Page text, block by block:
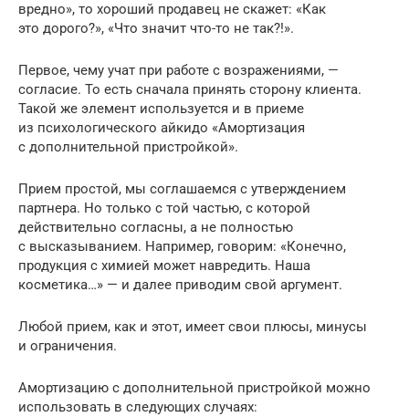
вредно», то хороший продавец не скажет: «Как
это дорого?», «Что значит что-то не так?!».
Первое, чему учат при работе с возражениями, —
согласие. То есть сначала принять сторону клиента.
Такой же элемент используется и в приеме
из психологического айкидо «Амортизация
с дополнительной пристройкой».
Прием простой, мы соглашаемся с утверждением
партнера. Но только с той частью, с которой
действительно согласны, а не полностью
с высказыванием. Например, говорим: «Конечно,
продукция с химией может навредить. Наша
косметика…» — и далее приводим свой аргумент.
Любой прием, как и этот, имеет свои плюсы, минусы
и ограничения.
Амортизацию с дополнительной пристройкой можно
использовать в следующих случаях: